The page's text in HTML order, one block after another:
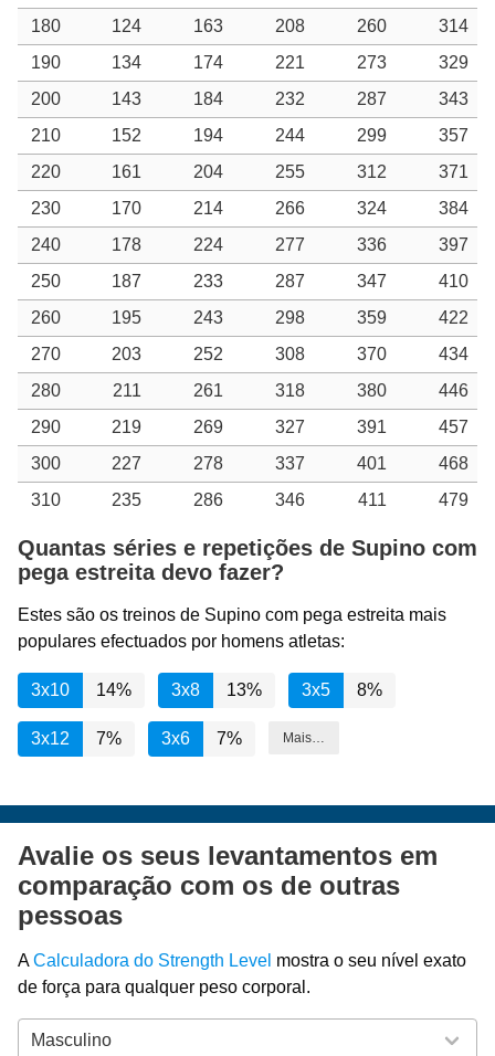
180
124 163 208 260
314
190
134 174 221 273
329
200
143 184 232 287
343
210
152 194 244 299
357
220
161 204 255 312
371
230
170 214 266 324
384
240
178 224 277 336
397
250
187 233 287 347
410
260
195 243 298 359
422
270
203 252 308 370
434
280
211 261 318 380
446
290
219 269 327 391
457
300
227 278 337 401
468
310
235 286 346 411 479
Quantas séries e repetições de Supino com
pega estreita devo fazer?
Estes são os treinos de Supino com pega estreita mais
populares efectuados por homens atletas:
3x10 14% 3x8 13% 3x5 8%
3x12 7% 3x6 7% Mais…
Avalie os seus levantamentos em
comparação com os de outras
pessoas
ACalculadora do Strength Level mostra o seu nível exato
de força para qualquer peso corporal.